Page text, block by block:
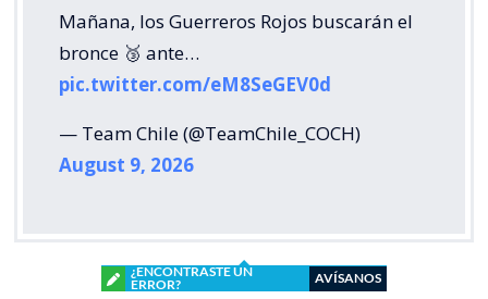
Mañana, los Guerreros Rojos buscarán el
bronce 🥉 ante…
pic.twitter.com/eM8SeGEV0d
— Team Chile (@TeamChile_COCH)
August 9, 2026
¿ENCONTRASTE UN
ERROR?
AVÍSANOS